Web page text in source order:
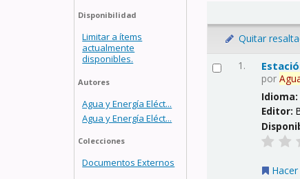
Disponibilidad
Limitar a ítems
actualmente
disponibles.
Autores
Agua y Energía Eléct...
Agua y Energía Eléct...
Colecciones
Documentos Externos
Quitar
1.
por
Editor: